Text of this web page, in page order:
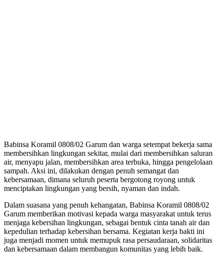
Babinsa Koramil 0808/02 Garum dan warga setempat bekerja sama
membersihkan lingkungan sekitar, mulai dari membersihkan saluran
air, menyapu jalan, membersihkan area terbuka, hingga pengelolaan
sampah. Aksi ini, dilakukan dengan penuh semangat dan
kebersamaan, dimana seluruh peserta bergotong royong untuk
menciptakan lingkungan yang bersih, nyaman dan indah.
Dalam suasana yang penuh kehangatan, Babinsa Koramil 0808/02
Garum memberikan motivasi kepada warga masyarakat untuk terus
menjaga kebersihan lingkungan, sebagai bentuk cinta tanah air dan
kepedulian terhadap kebersihan bersama. Kegiatan kerja bakti ini
juga menjadi momen untuk memupuk rasa persaudaraan, solidaritas
dan kebersamaan dalam membangun komunitas yang lebih baik.